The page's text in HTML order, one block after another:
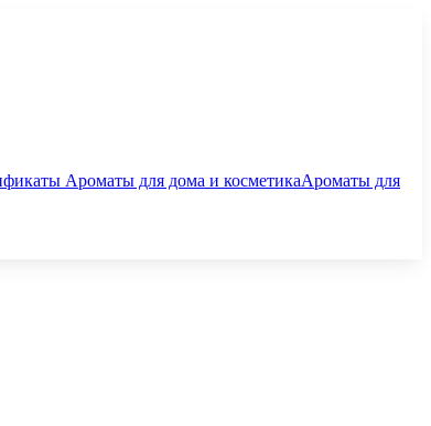
Ароматы для дома и косметикаАроматы для